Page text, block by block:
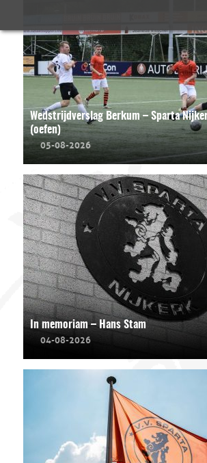
Wedstrijdverslag Berkum – Sparta
(oefen)
05-08-2026
In memoriam – Hans Stam
04-08-2026